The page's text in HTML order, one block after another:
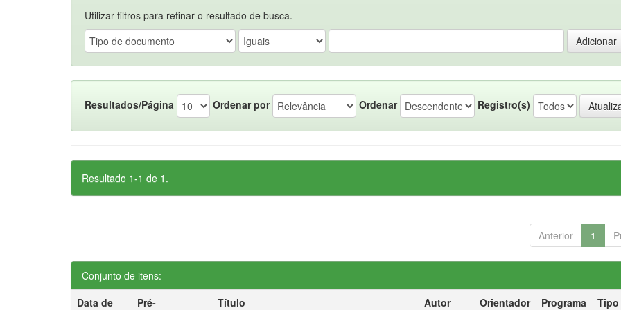
Utilizar filtros para refinar o resultado de busca.
Resultados/Página Ordenar por Ordenar Registro(s)
Resultado 1-1 de 1.
Anterior 1
Conjunto de itens:
Data de
Pré-
Título Autor Orientador Programa
Tipo